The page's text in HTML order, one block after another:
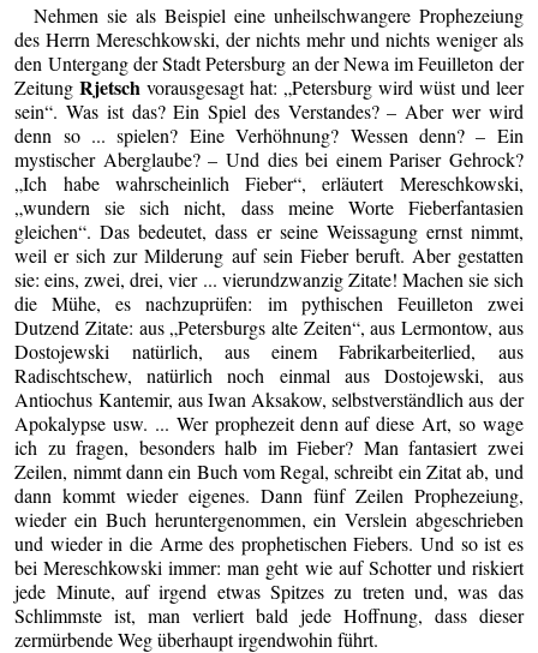
Nehmen sie als Beispiel eine unheilschwangere Prophezeiung
des Herrn Mereschkowski, der nichts mehr und nichts weniger als
den Untergang der Stadt Petersburg an der Newa im Feuilleton der
ZeitungRjetsch vorausgesagt hat: „Petersburg wird wüst und leer
sein“. Was ist das? Ein Spiel des Verstandes? – Aber wer wird
denn so ... spielen? Eine Verhöhnung? Wessen denn? – Ein
mystischer Aberglaube? – Und dies bei einem Pariser Gehrock?
„Ich habe wahrscheinlich Fieber“, erläutert Mereschkowski,
„wundern sie sich nicht, dass meine Worte Fieberfantasien
gleichen“. Das bedeutet, dass er seine Weissagung ernst nimmt,
weil er sich zur Milderung auf sein Fieber beruft. Aber gestatten
sie: eins, zwei, drei, vier ... vierundzwanzig Zitate! Machen sie sich
die Mühe, es nachzuprüfen: im pythischen Feuilleton zwei
Dutzend Zitate: aus „Petersburgs alte Zeiten“, aus Lermontow, aus
Dostojewski natürlich, aus einem Fabrikarbeiterlied, aus
Radischtschew, natürlich noch einmal aus Dostojewski, aus
Antiochus Kantemir, aus Iwan Aksakow, selbstverständlich aus der
Apokalypse usw. ... Wer prophezeit denn auf diese Art, so wage
ich zu fragen, besonders halb im Fieber? Man fantasiert zwei
Zeilen, nimmt dann ein Buch vom Regal, schreibt ein Zitat ab, und
dann kommt wieder eigenes. Dann fünf Zeilen Prophezeiung,
wieder ein Buch heruntergenommen, ein Verslein abgeschrieben
und wieder in die Arme des prophetischen Fiebers. Und so ist es
bei Mereschkowski immer: man geht wie auf Schotter und riskiert
jede Minute, auf irgend etwas Spitzes zu treten und, was das
Schlimmste ist, man verliert bald jede Hoffnung, dass dieser
zermürbende Weg überhaupt irgendwohin führt.